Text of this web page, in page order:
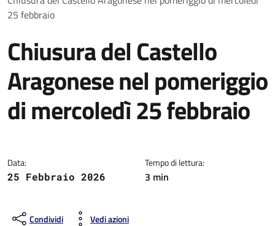
25 febbraio
Chiusura del Castello
Aragonese nel pomeriggio
di mercoledì 25 febbraio
Data:
25 Febbraio 2026
Tempo di lettura:
3 min
Condividi Vedi azioni